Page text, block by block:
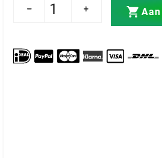
Sporttas Pro Zwart/Wit/Oranje
voor Rival Sporttas Pro